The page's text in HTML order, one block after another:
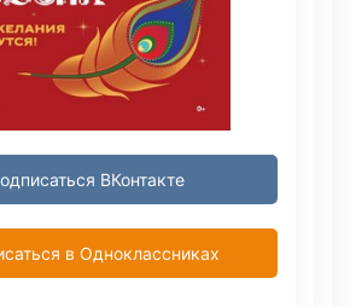
ВКонтакте
в Одноклассниках